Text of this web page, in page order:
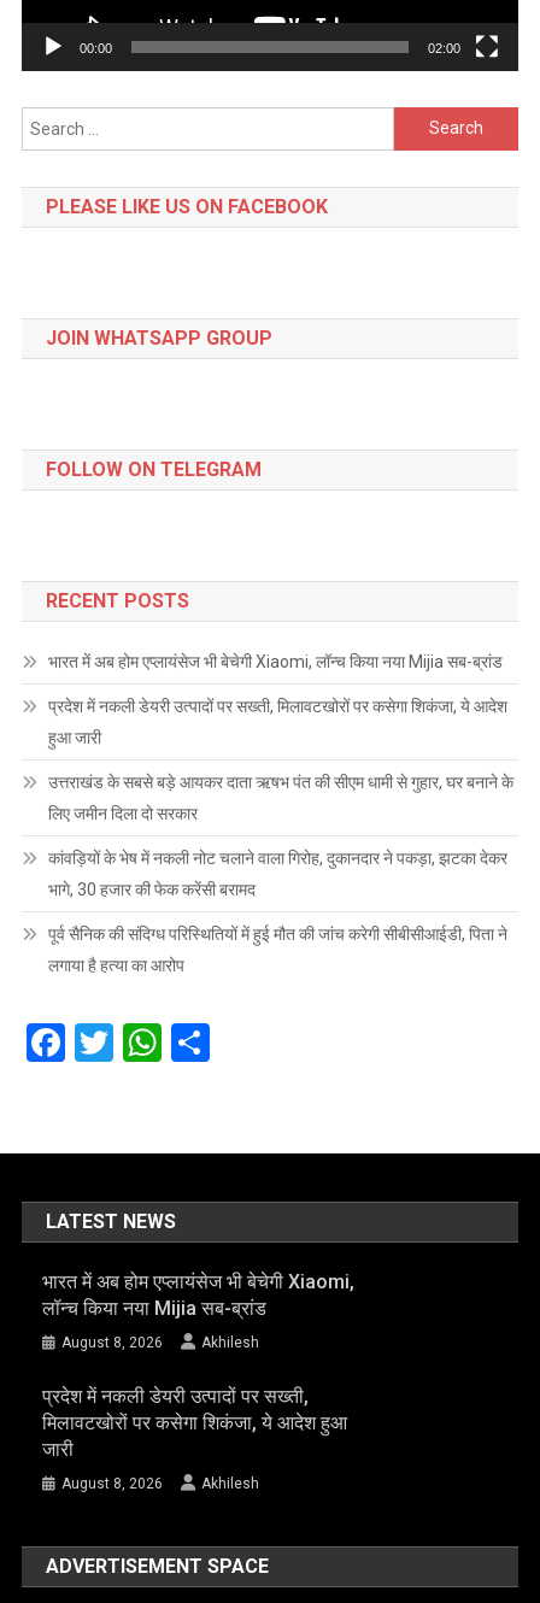
00:00 02:00
Search
for:
PLEASE LIKE US ON FACEBOOK
JOIN WHATSAPP GROUP
FOLLOW ON TELEGRAM
RECENT POSTS
भारत में अब होम एप्लायंसेज भी बेचेगी Xiaomi, लॉन्च किया नया Mijia सब-ब्रांड
प्रदेश में नकली डेयरी उत्पादों पर सख्ती, मिलावटखोरों पर कसेगा शिकंजा, ये आदेश
हुआ जारी
उत्तराखंड के सबसे बड़े आयकर दाता ऋषभ पंत की सीएम धामी से गुहार, घर बनाने के
लिए जमीन दिला दो सरकार
कांवड़ियों के भेष में नकली नोट चलाने वाला गिरोह, दुकानदार ने पकड़ा, झटका देकर
भागे, 30 हजार की फेक करेंसी बरामद
पूर्व सैनिक की संदिग्ध परिस्थितियों में हुई मौत की जांच करेगी सीबीसीआईडी, पिता ने
लगाया है हत्या का आरोप
Facebook
TwitterWhatsApp
Share
LATEST NEWS
भारत में अब होम एप्लायंसेज भी बेचेगी Xiaomi,
लॉन्च किया नया Mijia सब-ब्रांड
August 8, 2026 Akhilesh
प्रदेश में नकली डेयरी उत्पादों पर सख्ती,
मिलावटखोरों पर कसेगा शिकंजा, ये आदेश हुआ
जारी
August 8, 2026 Akhilesh
ADVERTISEMENT SPACE